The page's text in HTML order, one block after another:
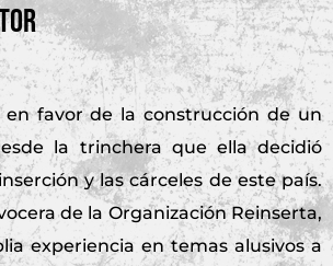
en favor de la construcción de un
la trinchera que ella decidió
y las cárceles de este país.
de la Organización Reinserta,
experiencia en temas alusivos a